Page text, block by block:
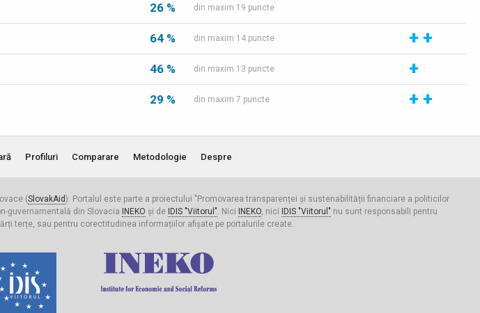
26 % din maxim 19 puncte
64 % din maxim 14 puncte + +
46 % din maxim 13 puncte +
29 % din maxim 7 puncte + +
Profiluri Comparare Metodologie Despre
(SlovakAid ). Portalul este parte a proiectului "Promovarea transparenței și sustenabilității financiare a politicilor
guvernamentală din Slovacia
INEKO și de IDIS "Viitorul". Nici INEKO, nici IDIS "Viitorul" nu sunt responsabili pentru
terțe, sau pentru corectitudinea informațiilor afișate pe portalurile create.